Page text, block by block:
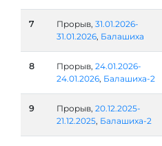
7 Прорыв, 31.01.2026-
31.01.2026, Балашиха
8 Прорыв, 24.01.2026-
24.01.2026, Балашиха-2
9 Прорыв, 20.12.2025-
21.12.2025, Балашиха-2